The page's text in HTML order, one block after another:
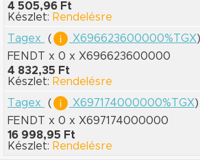
4 505,96 Ft
Készlet: Rendelésre
Tagex
( X696623600000%TGX)
FENDT x 0 x X696623600000
4 832,35 Ft
Készlet: Rendelésre
Tagex
( X697174000000%TGX)
FENDT x 0 x X697174000000
16 998,95 Ft
Készlet: Rendelésre